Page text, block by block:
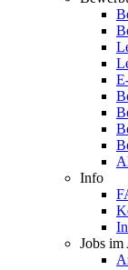
Info
Jobs im